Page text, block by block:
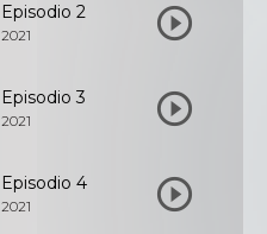
Episodio 2
2021
Episodio 3
2021
Episodio 4
2021